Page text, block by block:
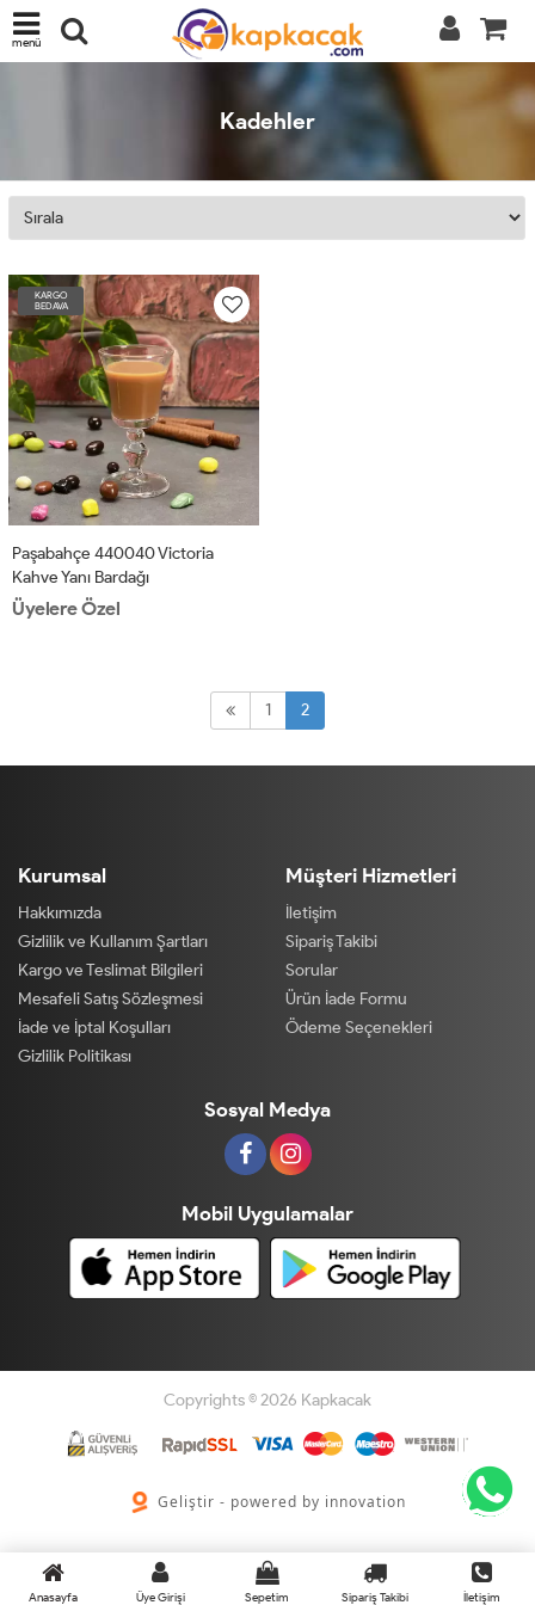
menü
Kadehler
KARGO
BEDAVA
Paşabahçe 440040 Victoria
Kahve Yanı Bardağı
Üyelere Özel
1 2
Kurumsal
Hakkımızda
Gizlilik ve Kullanım Şartları
Kargo ve Teslimat Bilgileri
Mesafeli Satış Sözleşmesi
İade ve İptal Koşulları
Gizlilik Politikası
Müşteri Hizmetleri
İletişim
Sipariş Takibi
Sorular
Ürün İade Formu
Ödeme Seçenekleri
Sosyal Medya
Mobil Uygulamalar
Copyrights © 2026 Kapkacak
Geliştir - powered by innovation
Anasayfa Üye Girişi Sepetim Sipariş Takibi İletişim